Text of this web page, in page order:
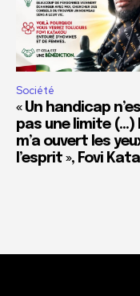
Société
« Un handicap
pas une limite (…)
m’a ouvert les
l’esprit », Fovi